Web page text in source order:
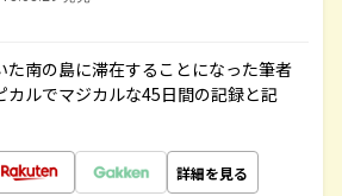
た南の島に滞在することになった筆者
カルでマジカルな45日間の記録と記
詳細を見る